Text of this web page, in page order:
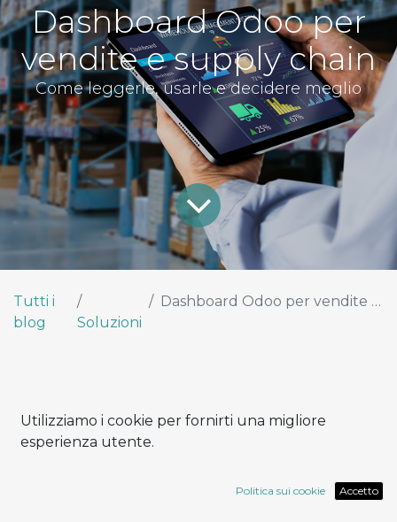
Dashboard Odoo per
vendite e supply chain
Come leggerle, usarle e decidere meglio
Tutti i
blog
Soluzioni
Dashboard Odoo per vendite e supply chain
Nel mondo della distribuzione, agire con
lentezza significa perdere margini e clienti.
Eppure, molte aziende prendono decisioni
sulla base di report datati, file Excel manuali e
Utilizziamo i cookie per fornirti una migliore
esperienza utente.
Politica sui cookie Accetto